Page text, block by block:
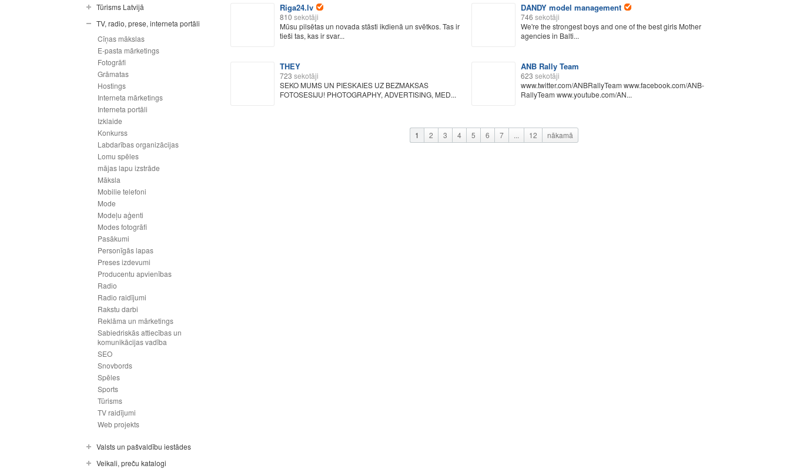
Tūrisms Latvijā
TV, radio, prese, interneta portāli
Cīņas mākslas
E-pasta mārketings
Fotogrāfi
Grāmatas
Hostings
Interneta mārketings
Interneta portāli
Izklaide
Konkurss
Labdarības organizācijas
Lomu spēles
mājas lapu izstrāde
Māksla
Mobilie telefoni
Mode
Modeļu aģenti
Modes fotogrāfi
Pasākumi
Personīgās lapas
Preses izdevumi
Producentu apvienības
Radio
Radio raidījumi
Rakstu darbi
Reklāma un mārketings
Sabiedriskās attiecības un
komunikācijas vadība
SEO
Snovbords
Spēles
Sports
Tūrisms
TV raidījumi
Web projekts
Valsts un pašvaldību iestādes
Veikali, preču katalogi
Riga24.lv
810 sekotāji
Mūsu pilsētas un novada stāsti ikdienā un svētkos. Tas ir
tieši tas, kas ir svar...
DANDY model management
746 sekotāji
We're the strongest boys and one of the best girls Mother
agencies in Balti...
THEY
723 sekotāji
SEKO MUMS UN PIESKAIES UZ BEZMAKSAS
FOTOSESIJU! PHOTOGRAPHY, ADVERTISING, MED...
ANB Rally Team
623 sekotāji
www.twitter.com/ANBRallyTeam www.facebook.com/ANB-
RallyTeam www.youtube.com/AN...
1 2 3 4 5 6 7 ... 12 nākamā